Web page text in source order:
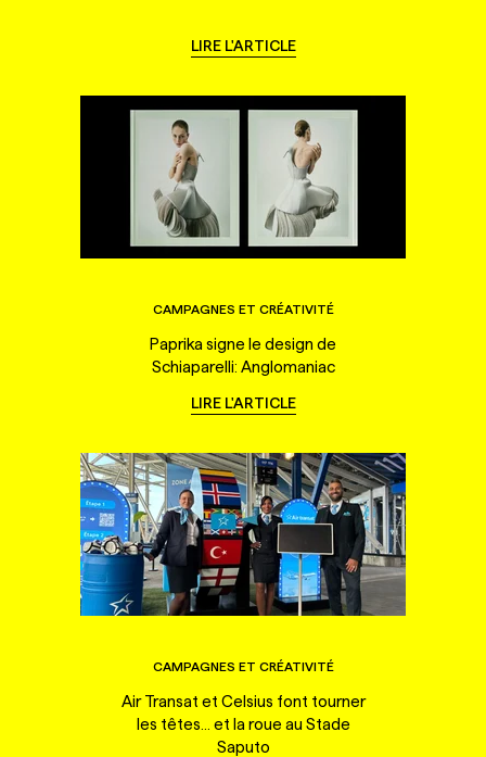
LIRE L'ARTICLE
CAMPAGNES ET CRÉATIVITÉ
Paprika signe le design de
Schiaparelli: Anglomaniac
LIRE L'ARTICLE
CAMPAGNES ET CRÉATIVITÉ
Air Transat et Celsius font tourner
les têtes... et la roue au Stade
Saputo